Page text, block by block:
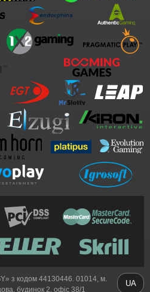
з кодом 44130446. 01014, м.
будинок 2, офіс 38/1
UA